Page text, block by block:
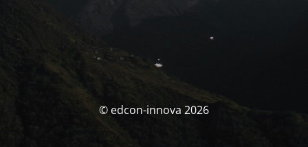
© edcon-innova 2026